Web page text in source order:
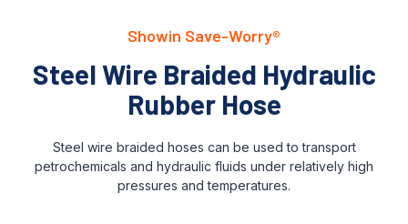
Showin Save-Worry®
Steel Wire Braided Hydraulic
Rubber Hose
Steel wire braided hoses can be used to transport
petrochemicals and hydraulic fluids under relatively high
pressures and temperatures.